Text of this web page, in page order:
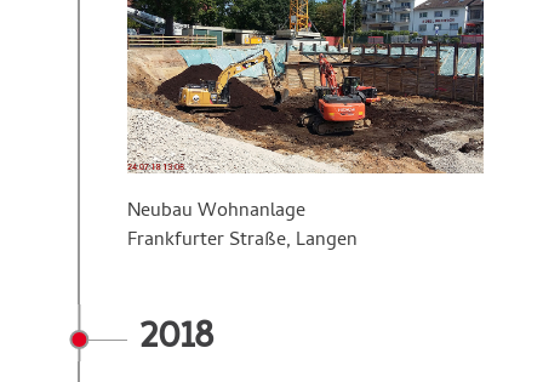
Neubau Wohnanlage
Frankfurter Straße, Langen
2018